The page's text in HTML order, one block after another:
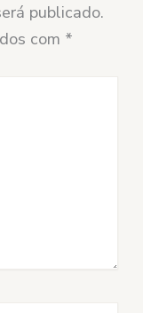
publicado.
com *